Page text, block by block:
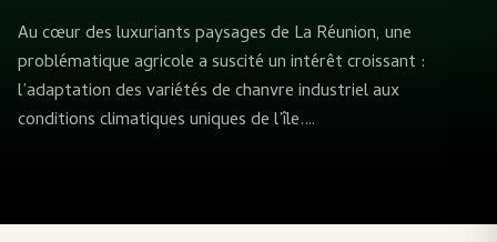
Au cœur des luxuriants paysages de La Réunion, une
problématique agricole a suscité un intérêt croissant :
l’adaptation des variétés de chanvre industriel aux
conditions climatiques uniques de l’île.…